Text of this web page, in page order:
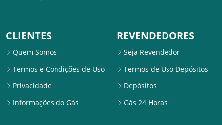
CLIENTES
Quem Somos
Termos e Condições de Uso
Privacidade
Informações do Gás
REVENDEDORES
Seja Revendedor
Termos de Uso Depósitos
Depósitos
Gás 24 Horas